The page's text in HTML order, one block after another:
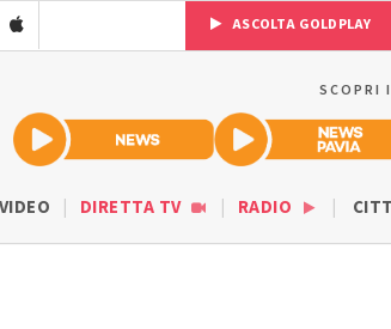
ASCOLTA GOLDPLAY
SCOPRI
VIDEO DIRETTA TV RADIO